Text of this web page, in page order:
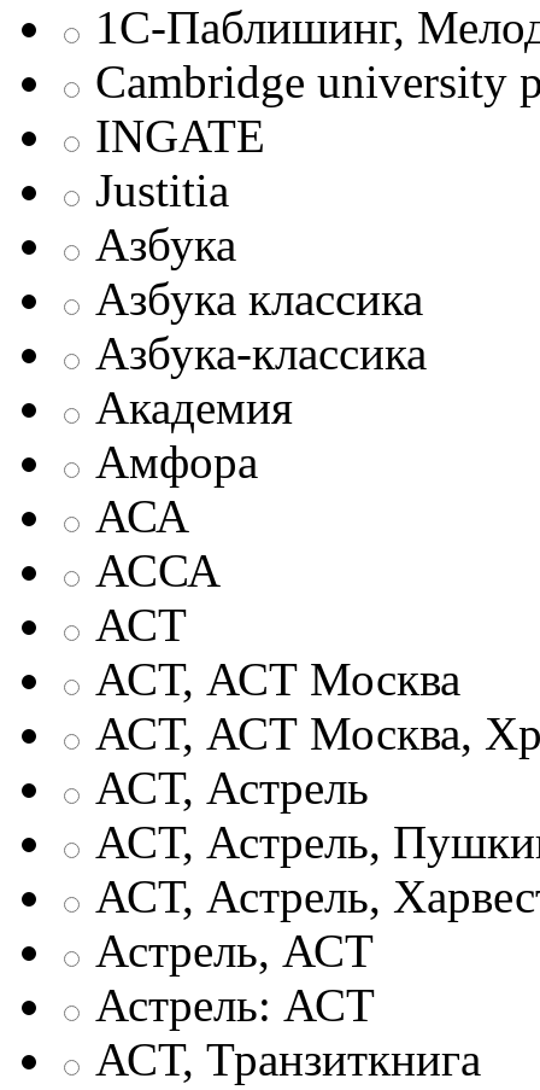
1С-Паблишинг,
Cambridge university
INGATE
Justitia
Азбука
Азбука классика
Азбука-классика
Академия
Амфора
АСА
АССА
АСТ
АСТ, АСТ Москва
АСТ, АСТ Москва,
АСТ, Астрель
АСТ, Астрель,
АСТ, Астрель,
Астрель, АСТ
Астрель: АСТ
АСТ, Транзиткнига